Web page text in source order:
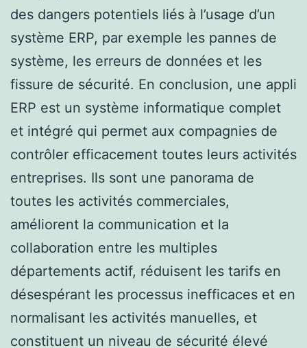
des dangers potentiels liés à l’usage d’un
système ERP, par exemple les pannes de
système, les erreurs de données et les
fissure de sécurité. En conclusion, une appli
ERP est un système informatique complet
et intégré qui permet aux compagnies de
contrôler efficacement toutes leurs activités
entreprises. Ils sont une panorama de
toutes les activités commerciales,
améliorent la communication et la
collaboration entre les multiples
départements actif, réduisent les tarifs en
désespérant les processus inefficaces et en
normalisant les activités manuelles, et
constituent un niveau de sécurité élevé